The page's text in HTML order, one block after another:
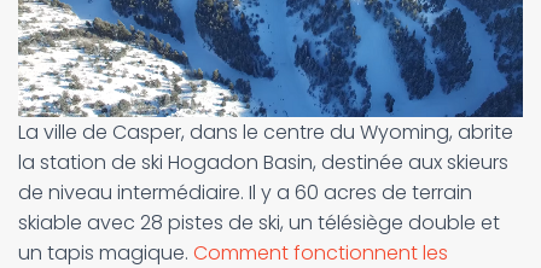
La ville de Casper, dans le centre du Wyoming, abrite
la station de ski Hogadon Basin, destinée aux skieurs
de niveau intermédiaire. Il y a 60 acres de terrain
skiable avec 28 pistes de ski, un télésiège double et
un tapis magique. Comment fonctionnent les